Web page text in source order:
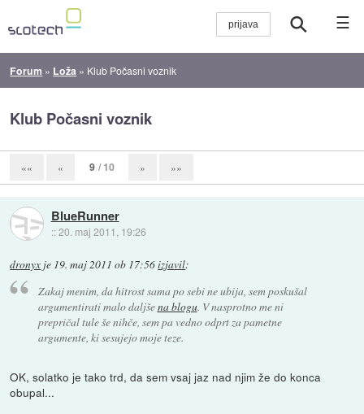
☰
Forum » Loža » Klub Počasni voznik
Klub Počasni voznik
«« « 9 / 10 » »»
BlueRunner
::20. maj 2011, 19:26
dronyx je 19. maj 2011 ob 17:56izjavil:
Zakaj menim, da hitrost sama po sebi ne ubija, sem poskušal
argumentirati malo daljšena blogu. V nasprotno me ni
prepričal tule še nihče, sem pa vedno odprt za pametne
argumente, ki sesujejo moje teze.
OK, solatko je tako trd, da sem vsaj jaz nad njim že do konca
obupal...